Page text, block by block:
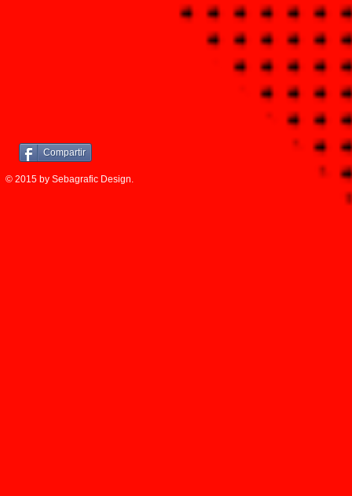
Compartir
© 2015 by Sebagrafic Design.